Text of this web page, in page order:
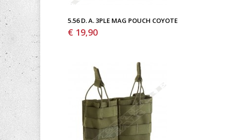
5.56 D. A. 3PLE MAG POUCH COYOTE
€ 19,90